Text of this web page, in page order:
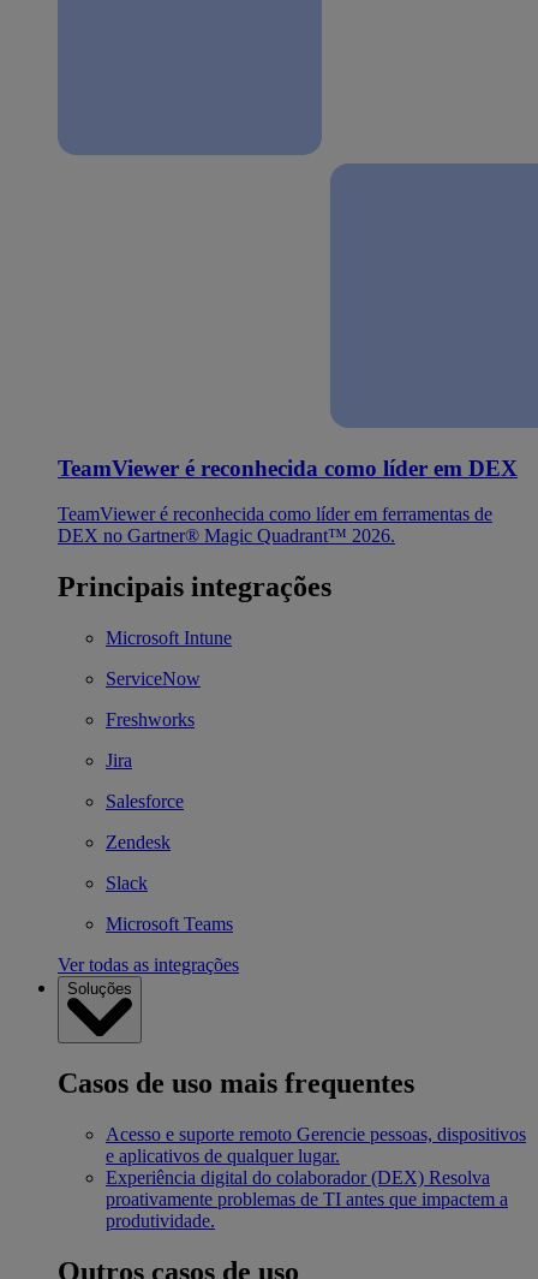
TeamViewer é reconhecida como líder em DEX
TeamViewer é reconhecida como líder em ferramentas de
DEX no Gartner® Magic Quadrant™ 2026.
Principais integrações
Microsoft Intune
ServiceNow
Freshworks
Jira
Salesforce
Zendesk
Slack
Microsoft Teams
Ver todas as integrações
Soluções
Casos de uso mais frequentes
Acesso e suporte remoto Gerencie pessoas, dispositivos
e aplicativos de qualquer lugar.
Experiência digital do colaborador (DEX) Resolva
proativamente problemas de TI antes que impactem a
produtividade.
Outros casos de uso